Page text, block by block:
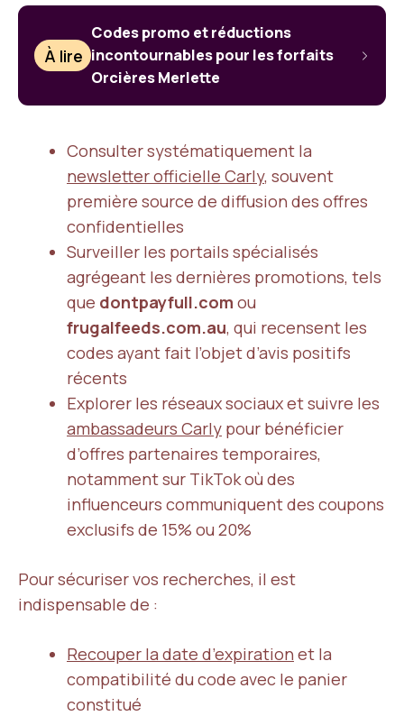
À lire
Codes promo et réductions
incontournables pour les forfaits
Orcières Merlette
Consulter systématiquement la
newsletter officielle Carly, souvent
première source de diffusion des offres
confidentielles
Surveiller les portails spécialisés
agrégeant les dernières promotions, tels
que dontpayfull.com ou
frugalfeeds.com.au, qui recensent les
codes ayant fait l’objet d’avis positifs
récents
Explorer les réseaux sociaux et suivre les
ambassadeurs Carly pour bénéficier
d’offres partenaires temporaires,
notamment sur TikTok où des
influenceurs communiquent des coupons
exclusifs de 15% ou 20%
Pour sécuriser vos recherches, il est
indispensable de :
Recouper la date d’expiration et la
compatibilité du code avec le panier
constitué